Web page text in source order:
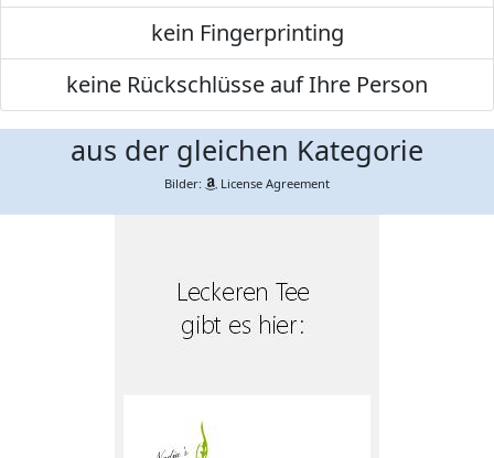
kein Fingerprinting
keine Rückschlüsse auf Ihre Person
aus der gleichen Kategorie
Bilder: License Agreement